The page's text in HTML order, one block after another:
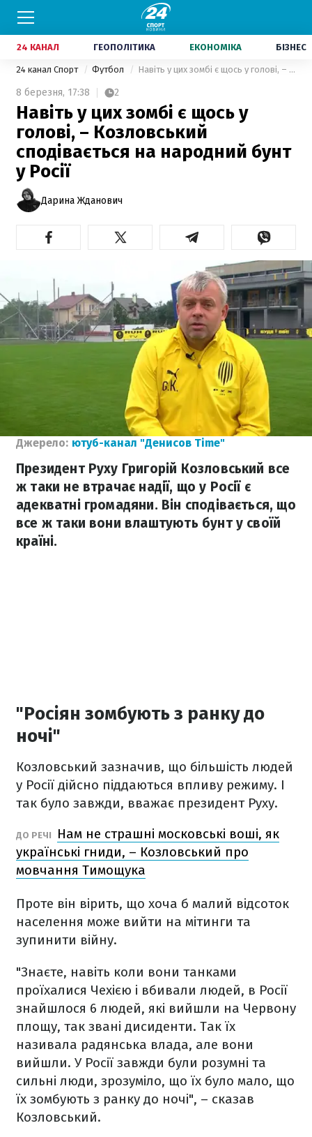
24 КАНАЛ ГЕОПОЛІТИКА ЕКОНОМІКА БІЗНЕС
24 канал Спорт Футбол Навіть у цих зомбі є щось у голові, – Козловський сподівається на народний бунт у Росії
8 березня, 17:38 2
Навіть у цих зомбі є щось у
голові, – Козловський
сподівається на народний бунт
у Росії
Дарина Жданович
Джерело: ютуб-канал "Денисов Time"
Президент Руху Григорій Козловський все
ж таки не втрачає надії, що у Росії є
адекватні громадяни. Він сподівається, що
все ж таки вони влаштують бунт у своїй
країні.
"Росіян зомбують з ранку до
ночі"
Козловський зазначив, що більшість людей
у Росії дійсно піддаються впливу режиму. І
так було завжди, вважає президент Руху.
ДО РЕЧІ
Нам не страшні московські воші, як
українські гниди, – Козловський про
мовчання Тимощука
Проте він вірить, що хоча б малий відсоток
населення може вийти на мітинги та
зупинити війну.
"Знаєте, навіть коли вони танками
проїхалися Чехією і вбивали людей, в Росії
знайшлося 6 людей, які вийшли на Червону
площу, так звані дисиденти. Так їх
називала радянська влада, але вони
вийшли. У Росії завжди були розумні та
сильні люди, зрозуміло, що їх було мало, що
їх зомбують з ранку до ночі", – сказав
Козловський.